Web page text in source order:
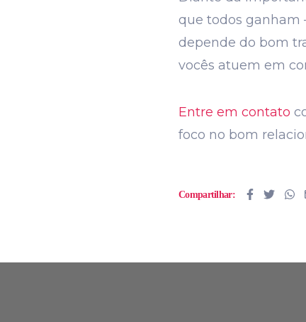
que todos ganham
depende do bom
vocês atuem em
Entre em contato
foco no bom
Compartilhar: